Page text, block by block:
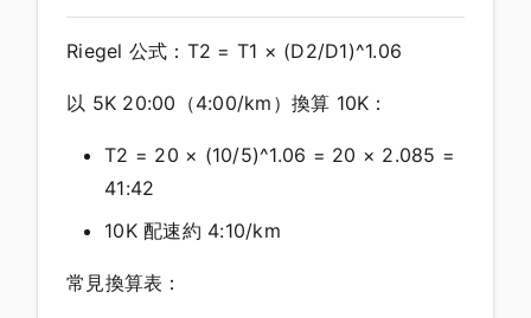
Riegel 公式：T2 = T1 × (D2/D1)^1.06
以 5K 20:00（4:00/km）換算 10K：
T2 = 20 × (10/5)^1.06 = 20 × 2.085 =
41:42
10K 配速約 4:10/km
常見換算表：